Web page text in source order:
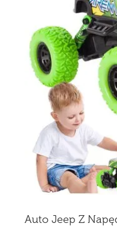
Auto Jeep Z